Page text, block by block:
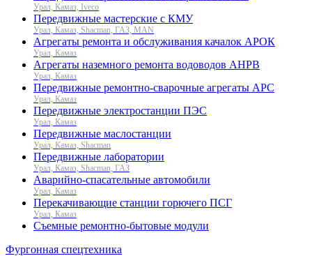
Урал, Камаз, Iveco
Передвижные мастерские с КМУ
Урал, Камаз, Shacman, ГАЗ, MAN
Агрегаты ремонта и обслуживания качалок АРОК
Урал, Камаз
Агрегаты наземного ремонта водоводов АНРВ
Урал, Камаз
Передвижные ремонтно-сварочные агрегаты АРС
Урал, Камаз
Передвижные электростанции ПЭС
Урал, Камаз
Передвижные маслостанции
Урал, Камаз, Shacman
Передвижные лаборатории
Урал, Камаз, Shacman, ГАЗ
Аварийно-спасательные автомобили
Урал, Камаз
Перекачивающие станции горючего ПСГ
Урал, Камаз
Съемные ремонтно-бытовые модули
Фургонная спецтехника